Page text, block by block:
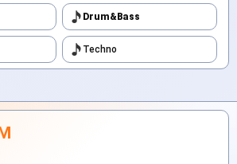
Drum&Bass
Techno